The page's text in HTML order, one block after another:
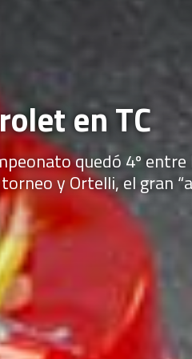
en TC
quedó 4º
y Ortelli, el gran